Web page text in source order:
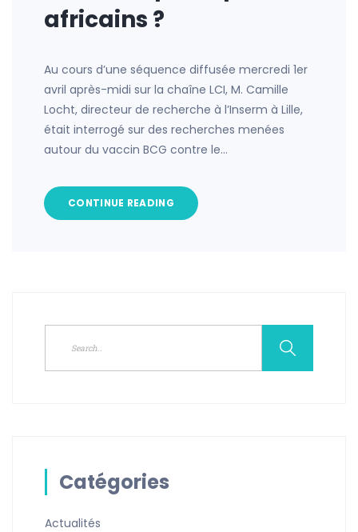
africains ?
Au cours d’une séquence diffusée mercredi 1er
avril après-midi sur la chaîne LCI, M. Camille
Locht, directeur de recherche à l’Inserm à Lille,
était interrogé sur des recherches menées
autour du vaccin BCG contre le…
CONTINUE READING
Catégories
Actualités